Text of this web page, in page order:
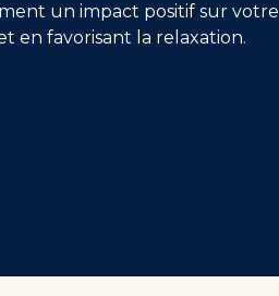
un impact positif sur votre
en favorisant la relaxation.